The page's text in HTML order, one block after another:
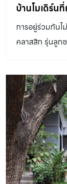
บ้านโมเดิร์น
การอยู่ร่วมกัน
คลาสสิก รุ่นลูก
ดีไซน์มาแก้ปัญ
จากความตั้งใจ
หลังสำหรับคุณ
และอีกหลังแนว
ที่ดินกว่า 1 ไร่
ไฟฟ้าแรงสูง ซึ่
เว้นระยะห่างจ